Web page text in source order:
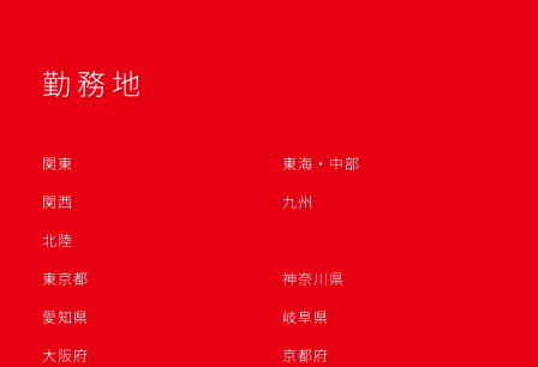
勤務地
関東
東海・中部
関西
九州
北陸
東京都
神奈川県
愛知県
岐阜県
大阪府
京都府